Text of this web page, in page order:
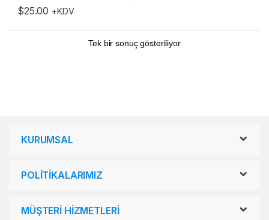
$25.00 +KDV
Tek bir sonuç gösteriliyor
KURUMSAL
POLİTİKALARIMIZ
MÜŞTERİ HİZMETLERİ